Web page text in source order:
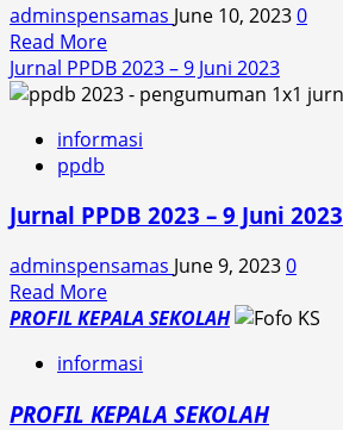
1
Story
Telling
Competition
SMK
YPE
adminspensamas June 10, 20230
Read MoreRead
more
about
PPDB
10
2023
Jurnal PPDB 2023 – 9 Juni 2023
informasi
ppdb
Jurnal PPDB 2023 – 9 Juni 2023
adminspensamas June 9, 20230
Read MoreRead
more
Jurnal
2023
PROFIL KEPALA SEKOLAH
informasi
PROFIL KEPALA SEKOLAH